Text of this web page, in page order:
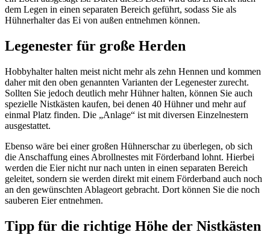
dem Legen in einen separaten Bereich geführt, sodass Sie als
Hühnerhalter das Ei von außen entnehmen können.
Legenester für große Herden
Hobbyhalter halten meist nicht mehr als zehn Hennen und kommen
daher mit den oben genannten Varianten der Legenester zurecht.
Sollten Sie jedoch deutlich mehr Hühner halten, können Sie auch
spezielle Nistkästen kaufen, bei denen 40 Hühner und mehr auf
einmal Platz finden. Die „Anlage“ ist mit diversen Einzelnestern
ausgestattet.
Ebenso wäre bei einer großen Hühnerschar zu überlegen, ob sich
die Anschaffung eines Abrollnestes mit Förderband lohnt. Hierbei
werden die Eier nicht nur nach unten in einen separaten Bereich
geleitet, sondern sie werden direkt mit einem Förderband auch noch
an den gewünschten Ablageort gebracht. Dort können Sie die noch
sauberen Eier entnehmen.
Tipp für die richtige Höhe der Nistkästen